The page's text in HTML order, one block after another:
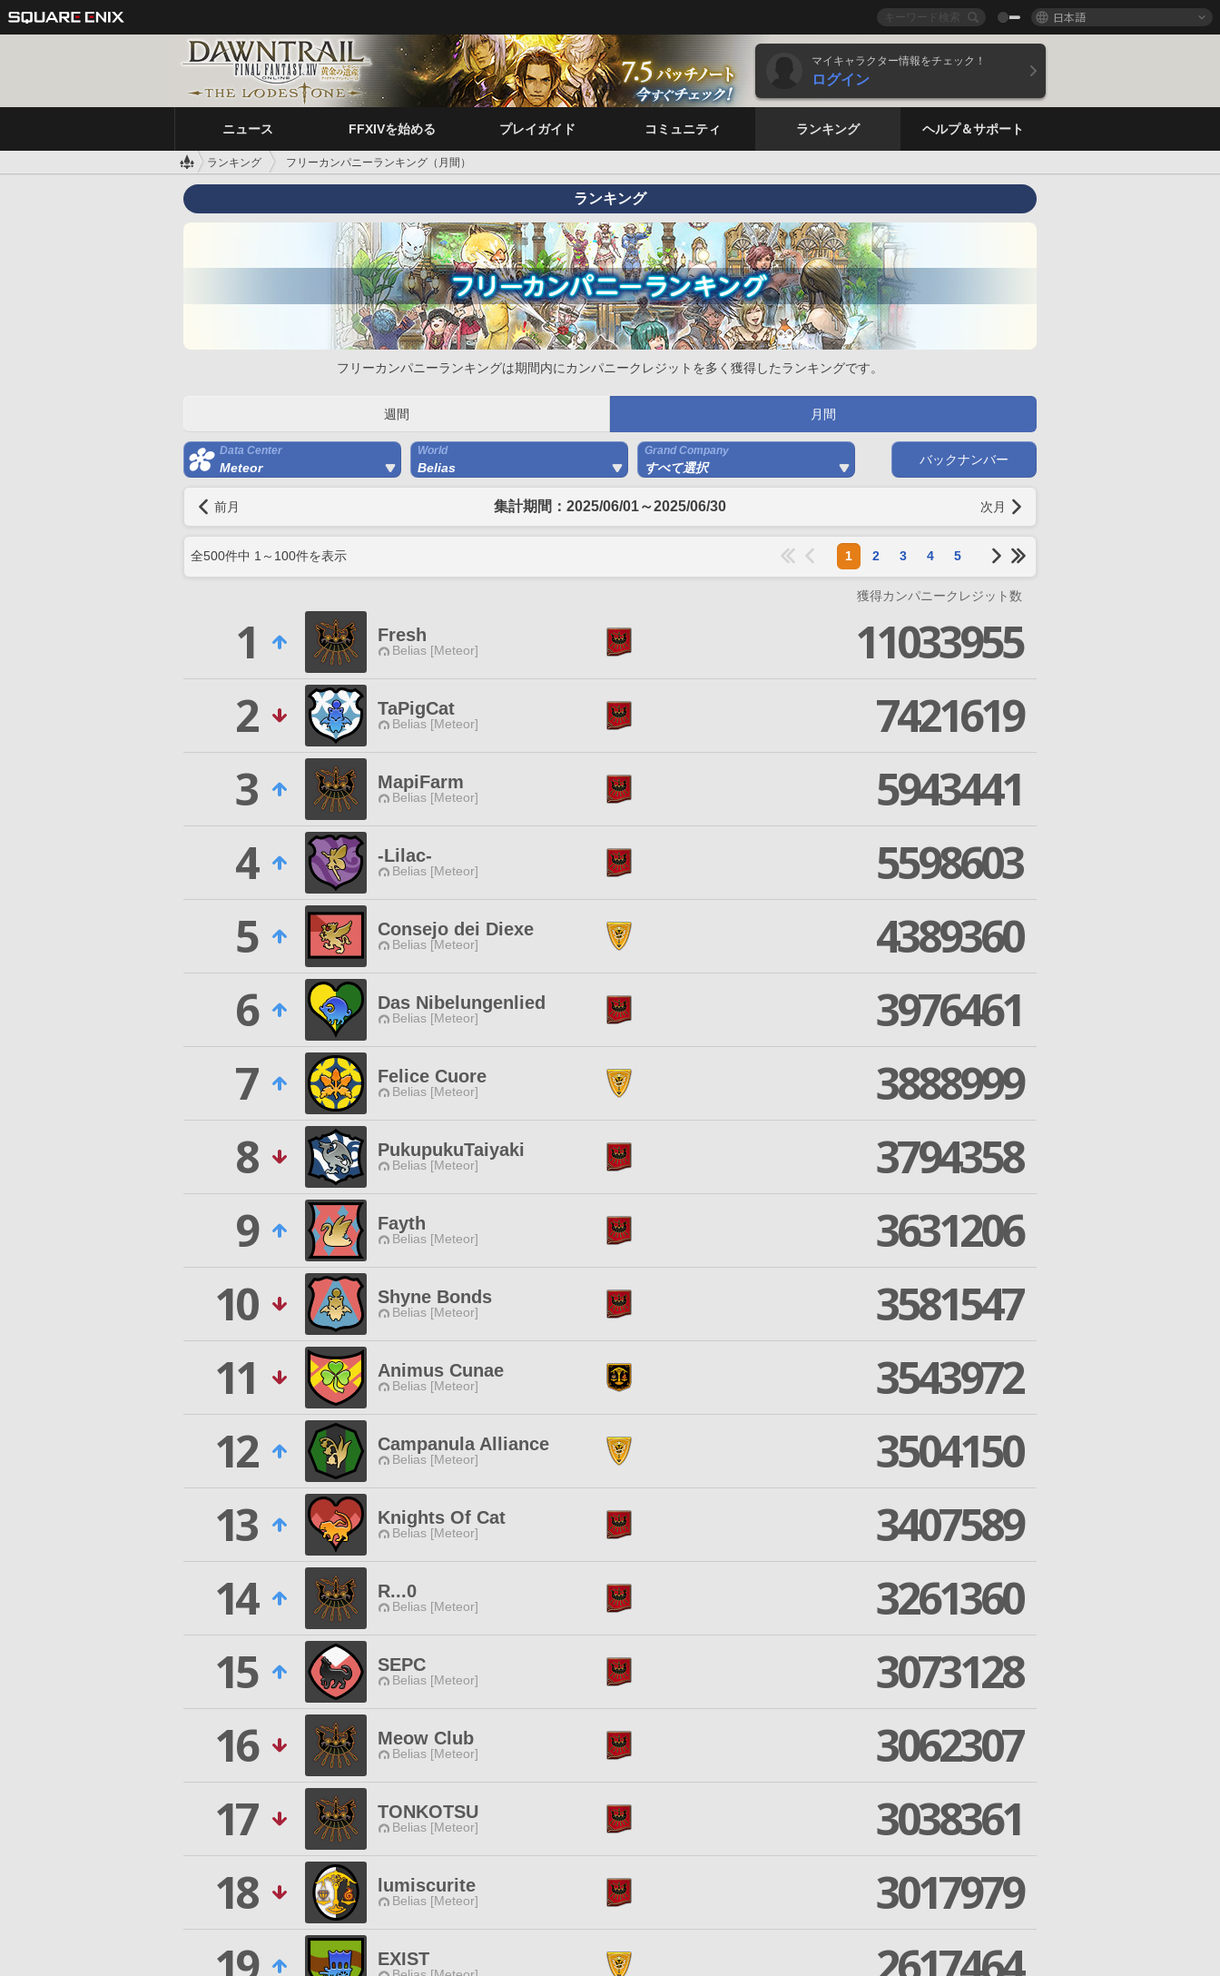
日本語
マイキャラクター情報をチェック！
ログイン
ニュース FFXIVを始める プレイガイド コミュニティ ランキング ヘルプ＆サポート
ランキング フリーカンパニーランキング（月間）
ランキング
フリーカンパニーランキングは期間内にカンパニークレジットを多く獲得したランキングです。
週間 月間
Data Center
Meteor
World
Belias
Grand Company
すべて選択
バックナンバー
前月 集計期間：2025/06/01～2025/06/30 次月
全500件中 1 ～ 100件を表示 1 2 3 4 5
獲得カンパニークレジット数
1 Fresh
Belias [Meteor]
11033955
2
TaPigCat
Belias [Meteor]
7421619
3
MapiFarm
Belias [Meteor]
5943441
4
-Lilac-
Belias [Meteor]
5598603
5
Consejo dei Diexe
Belias [Meteor]
4389360
6
Das Nibelungenlied
Belias [Meteor]
3976461
7
Felice Cuore
Belias [Meteor]
3888999
8
PukupukuTaiyaki
Belias [Meteor]
3794358
9
Fayth
Belias [Meteor]
3631206
10
Shyne Bonds
Belias [Meteor]
3581547
11
Animus Cunae
Belias [Meteor]
3543972
12
Campanula Alliance
Belias [Meteor]
3504150
13
Knights Of Cat
Belias [Meteor]
3407589
14
R...0
Belias [Meteor]
3261360
15
SEPC
Belias [Meteor]
3073128
16
Meow Club
Belias [Meteor]
3062307
17
TONKOTSU
Belias [Meteor]
3038361
18
lumiscurite
Belias [Meteor]
3017979
EXIST